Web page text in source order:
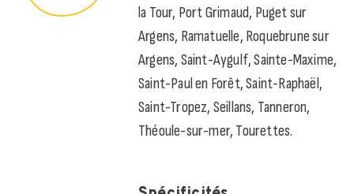
la Tour, Port Grimaud, Puget sur
Argens, Ramatuelle, Roquebrune sur
Argens, Saint-Aygulf, Sainte-Maxime,
Saint-Paul en Forêt, Saint-Raphaël,
Saint-Tropez, Seillans, Tanneron,
Théoule-sur-mer, Tourettes.